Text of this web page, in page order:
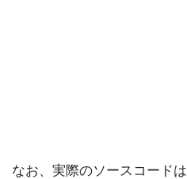
なお、実際のソースコードは